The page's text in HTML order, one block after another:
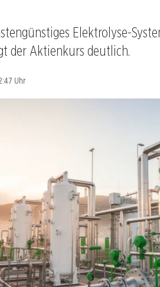
Elektrolyse-
der Aktienkurs deutlich.
Uhr